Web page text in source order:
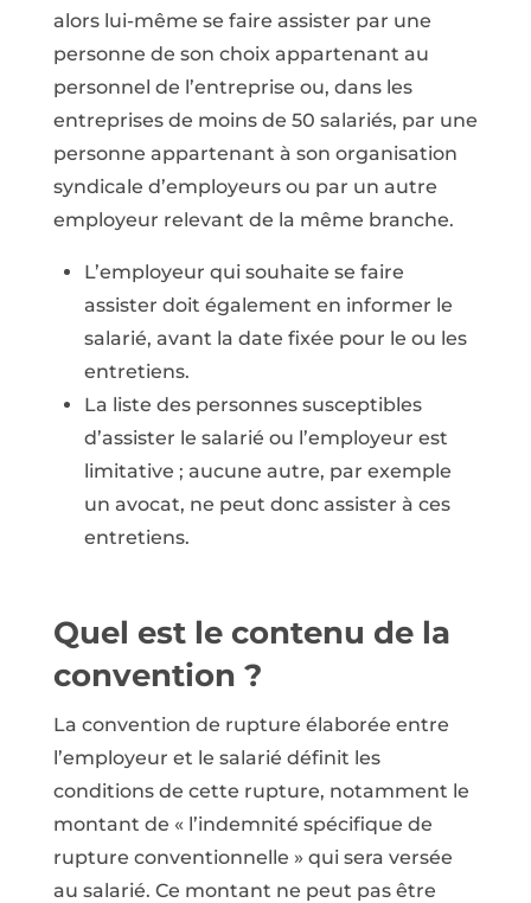
alors lui-même se faire assister par une
personne de son choix appartenant au
personnel de l’entreprise ou, dans les
entreprises de moins de 50 salariés, par une
personne appartenant à son organisation
syndicale d’employeurs ou par un autre
employeur relevant de la même branche.
L’employeur qui souhaite se faire
assister doit également en informer le
salarié, avant la date fixée pour le ou les
entretiens.
La liste des personnes susceptibles
d’assister le salarié ou l’employeur est
limitative ; aucune autre, par exemple
un avocat, ne peut donc assister à ces
entretiens.
Quel est le contenu de la
convention ?
La convention de rupture élaborée entre
l’employeur et le salarié définit les
conditions de cette rupture, notamment le
montant de « l’indemnité spécifique de
rupture conventionnelle » qui sera versée
au salarié. Ce montant ne peut pas être